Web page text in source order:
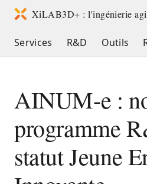
XiLAB3D+ : l'ingénierie
Services R&D Outils
AINUM-e :
programme
statut Jeune